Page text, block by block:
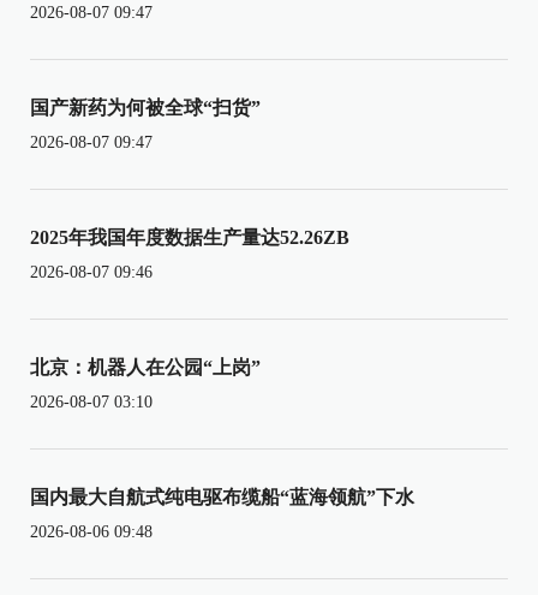
2026-08-07 09:47
国产新药为何被全球“扫货”
2026-08-07 09:47
2025年我国年度数据生产量达52.26ZB
2026-08-07 09:46
北京：机器人在公园“上岗”
2026-08-07 03:10
国内最大自航式纯电驱布缆船“蓝海领航”下水
2026-08-06 09:48